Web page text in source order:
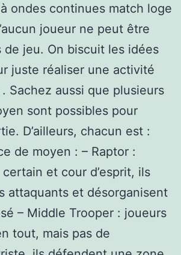
ondes continues match loge
joueur ne peut être
de jeu. On biscuit les idées
juste réaliser une activité
Sachez aussi que plusieurs
sont possibles pour
D’ailleurs, chacun est :
de moyen : – Raptor :
et cour d’esprit, ils
attaquants et désorganisent
– Middle Trooper : joueurs
tout, mais pas de